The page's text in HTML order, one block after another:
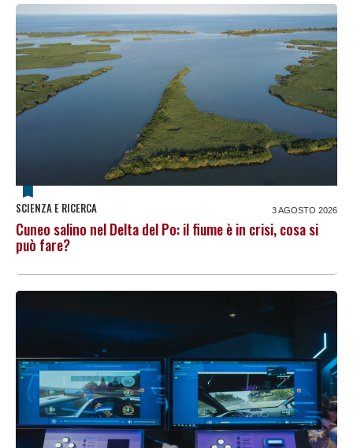
SCIENZA E RICERCA 3 AGOSTO 2026
Cuneo salino nel Delta del Po: il fiume è in crisi, cosa si
può fare?